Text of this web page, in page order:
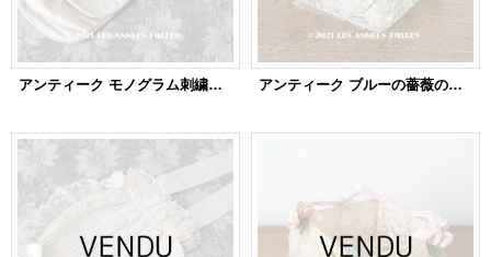
アンティーク モノグラム刺繍入り リボンが結ばれたオモニエール パウダーピンクのシルクサテン アンティーク ブルーの薔薇の布花付 ウェディングのドラジェ用パニエ マリアージュ